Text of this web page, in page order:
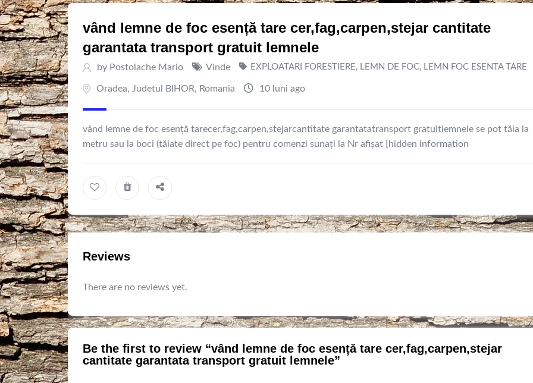
vând lemne de foc esență tare cer,fag,carpen,stejar cantitate
garantata transport gratuit lemnele
by Postolache Mario Vinde EXPLOATARI FORESTIERE, LEMN DE FOC, LEMN FOC ESENTA TARE
Oradea, Judetul BIHOR, Romania 10 luni ago
vând lemne de foc esență tarecer,fag,carpen,stejarcantitate garantatatransport gratuitlemnele se pot tăia la
metru sau la boci (tăiate direct pe foc) pentru comenzi sunați la Nr afișat [hidden information
Reviews
There are no reviews yet.
Be the first to review “vând lemne de foc esență tare cer,fag,carpen,stejar
cantitate garantata transport gratuit lemnele”